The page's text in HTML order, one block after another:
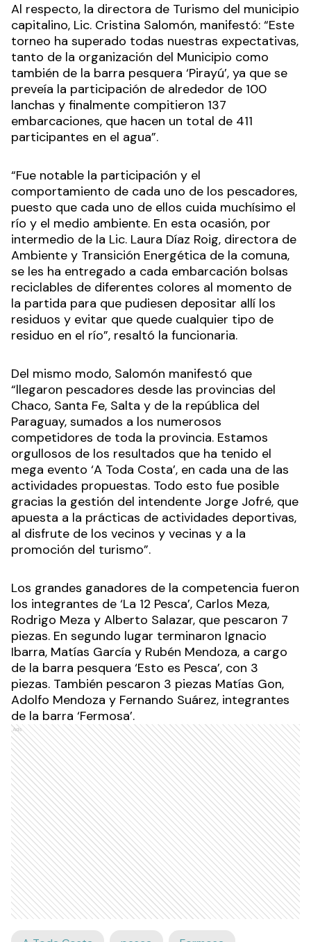
Al respecto, la directora de Turismo del municipio
capitalino, Lic. Cristina Salomón, manifestó: “Este
torneo ha superado todas nuestras expectativas,
tanto de la organización del Municipio como
también de la barra pesquera ‘Pirayú’, ya que se
preveía la participación de alrededor de 100
lanchas y finalmente compitieron 137
embarcaciones, que hacen un total de 411
participantes en el agua”.
“Fue notable la participación y el
comportamiento de cada uno de los pescadores,
puesto que cada uno de ellos cuida muchísimo el
río y el medio ambiente. En esta ocasión, por
intermedio de la Lic. Laura Díaz Roig, directora de
Ambiente y Transición Energética de la comuna,
se les ha entregado a cada embarcación bolsas
reciclables de diferentes colores al momento de
la partida para que pudiesen depositar allí los
residuos y evitar que quede cualquier tipo de
residuo en el río”, resaltó la funcionaria.
Del mismo modo, Salomón manifestó que
“llegaron pescadores desde las provincias del
Chaco, Santa Fe, Salta y de la república del
Paraguay, sumados a los numerosos
competidores de toda la provincia. Estamos
orgullosos de los resultados que ha tenido el
mega evento ‘A Toda Costa’, en cada una de las
actividades propuestas. Todo esto fue posible
gracias la gestión del intendente Jorge Jofré, que
apuesta a la prácticas de actividades deportivas,
al disfrute de los vecinos y vecinas y a la
promoción del turismo”.
Los grandes ganadores de la competencia fueron
los integrantes de ‘La 12 Pesca’, Carlos Meza,
Rodrigo Meza y Alberto Salazar, que pescaron 7
piezas. En segundo lugar terminaron Ignacio
Ibarra, Matías García y Rubén Mendoza, a cargo
de la barra pesquera ‘Esto es Pesca’, con 3
piezas. También pescaron 3 piezas Matías Gon,
Adolfo Mendoza y Fernando Suárez, integrantes
de la barra ‘Fermosa’.
Ads